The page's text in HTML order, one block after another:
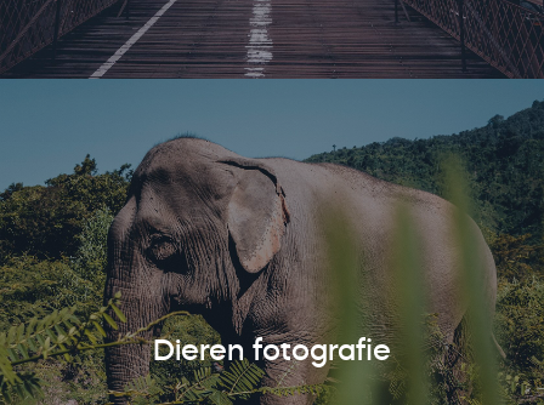
Dieren fotografie